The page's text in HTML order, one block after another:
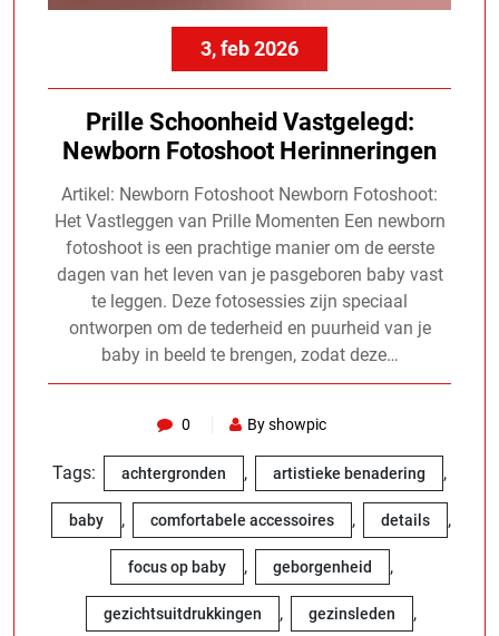
3, feb 2026
Prille Schoonheid Vastgelegd:
Newborn Fotoshoot Herinneringen
Artikel: Newborn Fotoshoot Newborn Fotoshoot:
Het Vastleggen van Prille Momenten Een newborn
fotoshoot is een prachtige manier om de eerste
dagen van het leven van je pasgeboren baby vast
te leggen. Deze fotosessies zijn speciaal
ontworpen om de tederheid en puurheid van je
baby in beeld te brengen, zodat deze…
0 By showpic
Tags: achtergronden , artistieke benadering ,
baby , comfortabele accessoires , details ,
focus op baby , geborgenheid ,
gezichtsuitdrukkingen , gezinsleden ,